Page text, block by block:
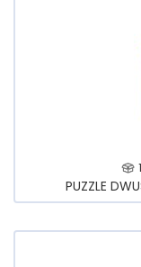
PUZZLE